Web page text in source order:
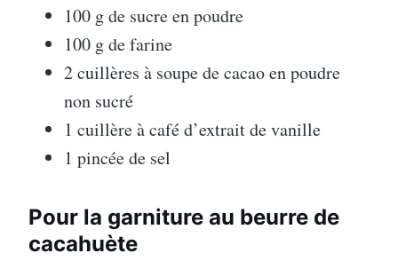
100 g de sucre en poudre
100 g de farine
2 cuillères à soupe de cacao en poudre
non sucré
1 cuillère à café d’extrait de vanille
1 pincée de sel
Pour la garniture au beurre de
cacahuète